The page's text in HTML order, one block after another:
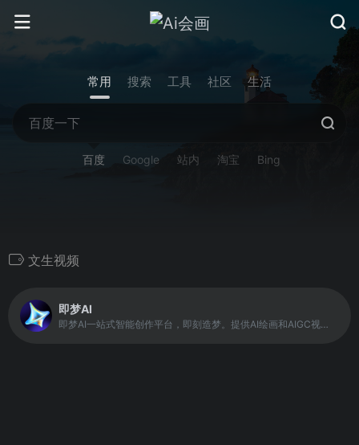
常用 搜索 工具 社区 生活
百度 Google 站内 淘宝 Bing
文生视频
即梦AI
即梦AI一站式智能创作平台，即刻造梦。提供AI绘画和AIGC视频创作体验，拥有激发无限创作灵感的社区。让即梦AI开启您的智能创作之旅，探索梦境实现的无限可能！